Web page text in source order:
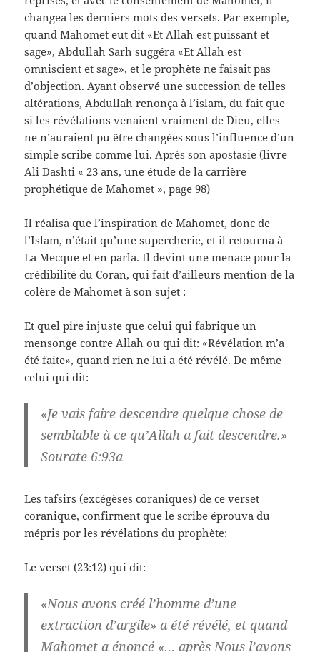
changea les derniers mots des versets. Par exemple,
quand Mahomet eut dit «Et Allah est puissant et
sage», Abdullah Sarh suggéra «Et Allah est
omniscient et sage», et le prophète ne faisait pas
d’objection. Ayant observé une succession de telles
altérations, Abdullah renonça à l’islam, du fait que
si les révélations venaient vraiment de Dieu, elles
ne n’auraient pu être changées sous l’influence d’un
simple scribe comme lui. Après son apostasie (livre
Ali Dashti « 23 ans, une étude de la carrière
prophétique de Mahomet », page 98)
Il réalisa que l’inspiration de Mahomet, donc de
l’Islam, n’était qu’une supercherie, et il retourna à
La Mecque et en parla. Il devint une menace pour la
crédibilité du Coran, qui fait d’ailleurs mention de la
colère de Mahomet à son sujet :
Et quel pire injuste que celui qui fabrique un
mensonge contre Allah ou qui dit: «Révélation m’a
été faite», quand rien ne lui a été révélé. De même
celui qui dit:
«Je vais faire descendre quelque chose de
semblable à ce qu’Allah a fait descendre.»
Sourate 6:93a
Les tafsirs (excégèses coraniques) de ce verset
coranique, confirment que le scribe éprouva du
mépris por les révélations du prophète:
Le verset (23:12) qui dit:
«Nous avons créé l’homme d’une
extraction d’argile» a été révélé, et quand
Mahomet a énoncé «… après Nous l’avons